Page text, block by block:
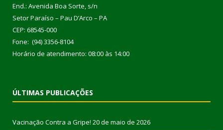
End.: Avenida Boa Sorte, s/n
Setor Paraíso – Pau D’Arco – PA
CEP: 68545-000
Fone: (94) 3356-8104
Horário de atendimento: 08:00 às 14:00
ÚLTIMAS PUBLICAÇÕES
Vacinação Contra a Gripe! 20 de maio de 2026